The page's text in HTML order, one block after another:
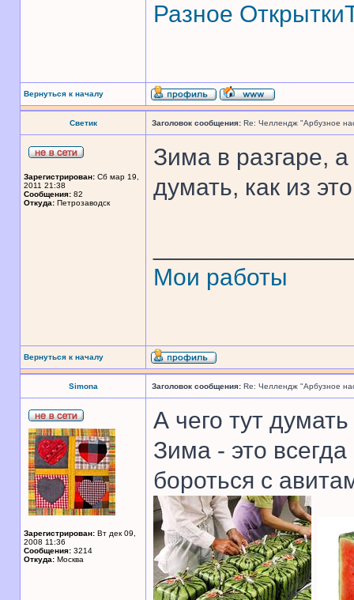
Разное Открытки
Вернуться к началу
Светик Заголовок сообщения: Re: Челлендж "Арбузное
Зарегистрирован: Сб мар 19,
2011 21:38
Сообщения: 82
Откуда: Петрозаводск
Зима в разгаре,
думать, как из
Мои работы
Вернуться к началу
Simona Заголовок сообщения: Re: Челлендж "Арбузное
Зарегистрирован: Вт дек 09,
2008 11:36
Сообщения: 3214
Откуда: Москва
А чего тут
Зима - это
бороться с